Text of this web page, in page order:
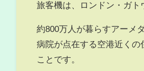
旅客機は、ロンドン・ガト
約800万人が暮らすアーメ
病院が点在する空港近くの
ことです。